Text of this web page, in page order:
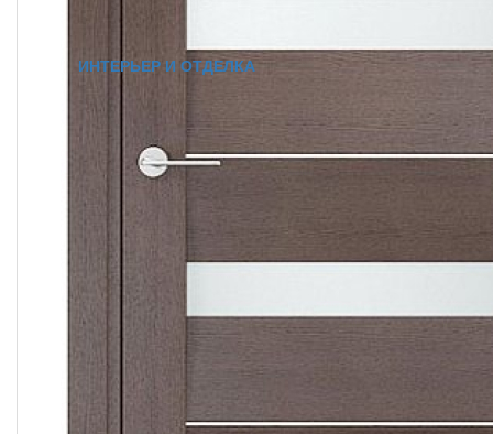
ИНТЕРЬЕР И ОТДЕЛКА